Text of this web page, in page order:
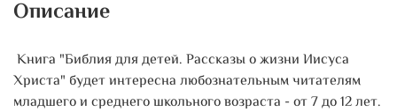
Описание
Книга "Библия для детей. Рассказы о жизни Иисуса
Христа" будет интересна любознательным читателям
младшего и среднего школьного возраста - от 7 до 12 лет.